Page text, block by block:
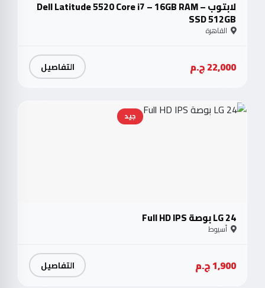
لابتوب Dell Latitude 5520 Core i7 – 16GB RAM –
SSD 512GB
القاهرة
22,000 ج.م التفاصيل
جيد
LG 24 بوصة Full HD IPS
أسيوط
1,900 ج.م التفاصيل